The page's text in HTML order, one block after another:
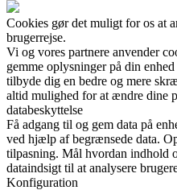
Cookies gør det muligt for os at
brugerrejse.
Vi og vores partnere anvender
gemme oplysninger på din
tilbyde dig en bedre og mere
altid mulighed for at ændre dine
databeskyttelse
Få adgang til og gem data på
ved hjælp af begrænsede data.
tilpasning. Mål hvordan indhold
dataindsigt til at analysere
Konfiguration